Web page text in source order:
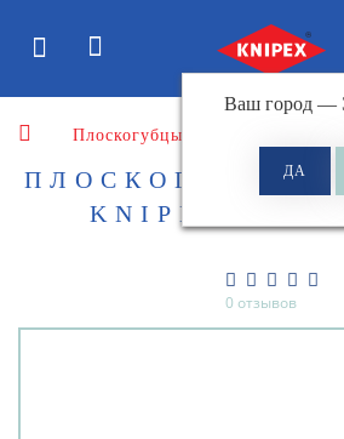
Ваш город —
Плоскогубцы
ПЛОСКОГУБЦЫ
KNIPEX KN-
0 отзывов